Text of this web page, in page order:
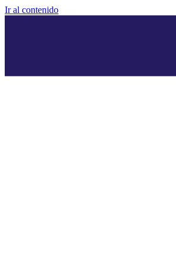
Ir al contenido